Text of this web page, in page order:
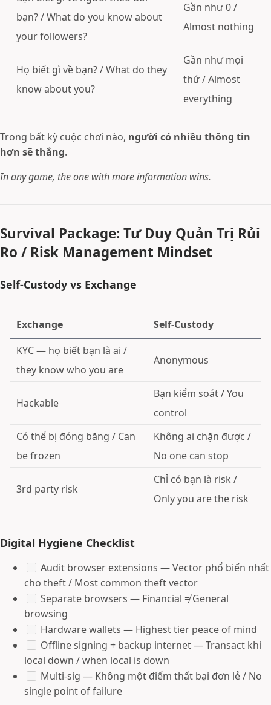
bạn? / What do you know about
your followers?
Gần như 0 /
Almost nothing
Họ biết gì về bạn? / What do they
know about you?
Gần như mọi
thứ / Almost
everything
Trong bất kỳ cuộc chơi nào, người có nhiều thông tin
hơn sẽ thắng.
In any game, the one with more information wins.
Survival Package: Tư Duy Quản Trị Rủi
Ro / Risk Management Mindset
Self-Custody vs Exchange
Exchange
Self-Custody
KYC — họ biết bạn là ai /
they know who you are
Anonymous
Hackable
Bạn kiểm soát / You
control
Có thể bị đóng băng / Can
be frozen
Không ai chặn được /
No one can stop
3rd party risk
Chỉ có bạn là risk /
Only you are the risk
Digital Hygiene Checklist
Audit browser extensions — Vector phổ biến nhất
cho theft / Most common theft vector
Separate browsers — Financial ≠ General
browsing
Hardware wallets — Highest tier peace of mind
Offline signing + backup internet — Transact khi
local down / when local is down
Multi-sig — Không một điểm thất bại đơn lẻ / No
single point of failure